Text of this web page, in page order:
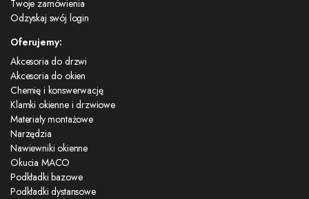
Twoje zamówienia
Odzyskaj swój login
Oferujemy:
Akcesoria do drzwi
Akcesoria do okien
Chemię i konswerwację
Klamki okienne i drzwiowe
Materiały montażowe
Narzędzia
Nawiewniki okienne
Okucia MACO
Podkładki bazowe
Podkładki dystansowe